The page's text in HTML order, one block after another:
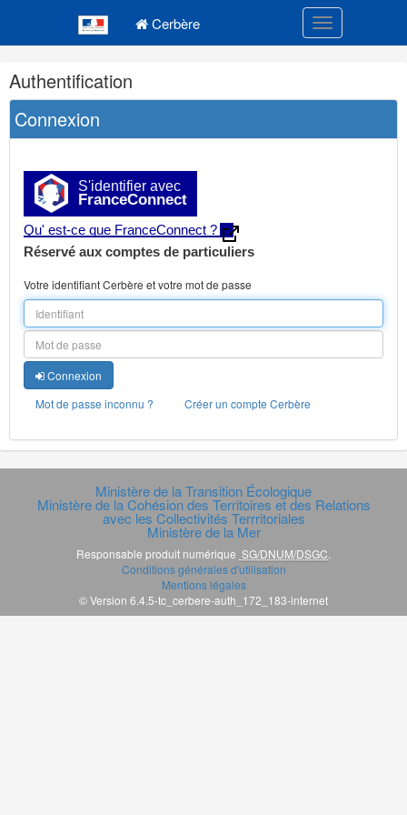
Cerbère Toggle
Navigation
et
outils
annexes
Authentification
Connexion
S'identifier avec
FranceConnect
Qu' est-ce que FranceConnect ?
Réservé aux comptes de particuliers
Votre identifiant Cerbère et votre mot de passe
Connexion
Mot de passe inconnu ?
Créer un compte Cerbère
Ministère de la Transition Écologique
Ministère de la Cohésion des Territoires et des Relations
avec les Collectivités Terrritoriales
Ministère de la Mer
Responsable produit numérique SG/DNUM/DSGC.
Conditions générales d'utilisation
Mentions légales
© Version 6.4.5-tc_cerbere-auth_172_183-internet